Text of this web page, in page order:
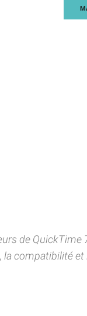
de QuickTime
la compatibilité et